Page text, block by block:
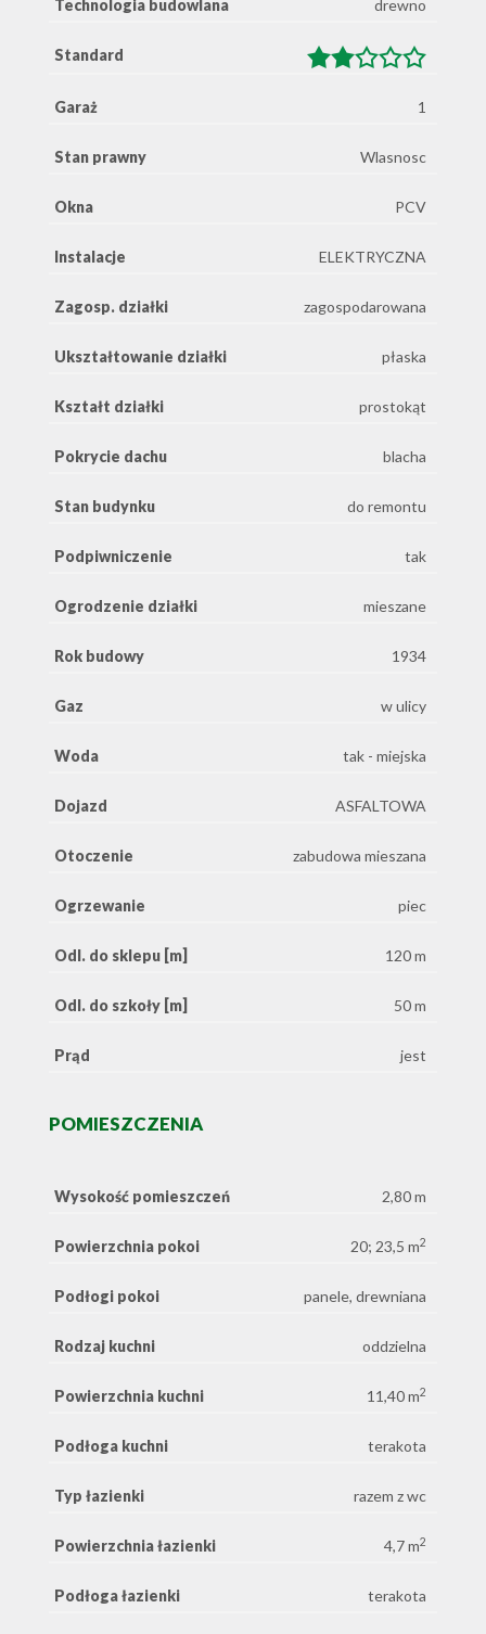
Technologia budowlana drewno
Standard
Garaż 1
Stan prawny Wlasnosc
Okna PCV
Instalacje ELEKTRYCZNA
Zagosp. działki zagospodarowana
Ukształtowanie działki płaska
Kształt działki prostokąt
Pokrycie dachu blacha
Stan budynku do remontu
Podpiwniczenie tak
Ogrodzenie działki mieszane
Rok budowy 1934
Gaz w ulicy
Woda tak - miejska
Dojazd ASFALTOWA
Otoczenie zabudowa mieszana
Ogrzewanie piec
Odl. do sklepu [m] 120 m
Odl. do szkoły [m] 50 m
Prąd jest
POMIESZCZENIA
Wysokość pomieszczeń 2,80 m
Powierzchnia pokoi 20; 23,5 m2
Podłogi pokoi panele, drewniana
Rodzaj kuchni oddzielna
Powierzchnia kuchni 11,40 m2
Podłoga kuchni terakota
Typ łazienki razem z wc
Powierzchnia łazienki 4,7 m2
Podłoga łazienki terakota